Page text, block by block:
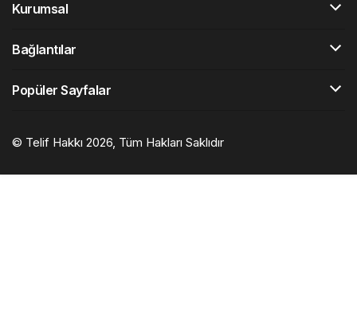
Kurumsal
Bağlantılar
Popüler Sayfalar
© Telif Hakkı 2026, Tüm Hakları Saklıdır